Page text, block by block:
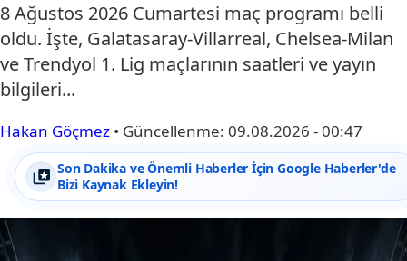
8 Ağustos 2026 Cumartesi maç programı belli
oldu. İşte, Galatasaray-Villarreal, Chelsea-Milan
ve Trendyol 1. Lig maçlarının saatleri ve yayın
bilgileri...
Hakan Göçmez • Güncellenme: 09.08.2026 - 00:47
Son Dakika ve Önemli Haberler İçin Google Haberler'de
Bizi Kaynak Ekleyin!